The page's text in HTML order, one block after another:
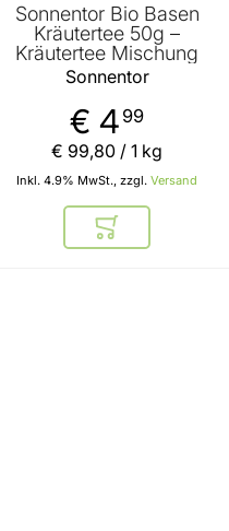
Sonnentor Bio Basen
Kräutertee 50g –
Kräutertee Mischung
Sonnentor
€ 4 99
Inkl. 4.9% MwSt., zzgl. Versand
€ 99,80 / 1 kg
In den